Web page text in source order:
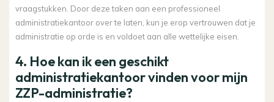
vraagstukken. Door deze taken aan een professioneel
administratiekantoor over te laten, kun je erop vertrouwen dat je
administratie op orde is en voldoet aan alle wettelijke eisen.
4. Hoe kan ik een geschikt
administratiekantoor vinden voor mijn
ZZP-administratie?